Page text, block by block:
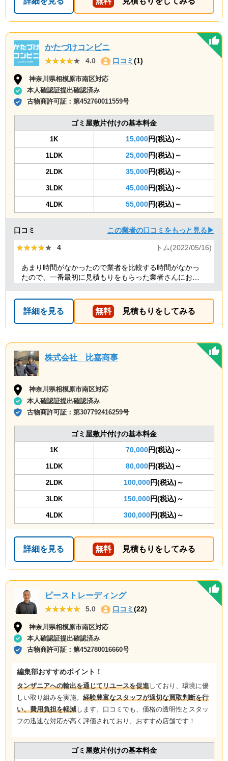
かたづけコンビニ
★★★★★
★★★★★ 4.0 口コミ (1)
神奈川県相模原市南区対応
本人確認証提出確認済み
古物商許可証：第452760011559号
ゴミ屋敷片付けの基本料金
1K 15,000円(税込)～
1LDK 25,000円(税込)～
2LDK 35,000円(税込)～
3LDK 45,000円(税込)～
4LDK 55,000円(税込)～
口コミ この業者の口コミをもっと見る▶
★★★★★
★★★★★ 4 トム(2022/05/16)
あまり時間がなかったので業者を比較する時間がなかっ
たので、一番最初に見積もりをもらった業者さんにお願
たが、急いでいた事もあり家から近い業者さんだったら
しく時間もぴったり訪問してくれて、30分ぐらいの作業
で手際よくやってもらえました。作業の人もとても対応
がよく気持ちよく作業をしてもらえました。空いてるス
詳細を見る 無料 見積もりをしてみる
株式会社 比嘉商事
神奈川県相模原市南区対応
本人確認証提出確認済み
古物商許可証：第307792416259号
ゴミ屋敷片付けの基本料金
1K 70,000円(税込)～
1LDK 80,000円(税込)～
2LDK 100,000円(税込)～
3LDK 150,000円(税込)～
4LDK 300,000円(税込)～
詳細を見る 無料 見積もりをしてみる
ピーストレーディング
★★★★★
★★★★★ 5.0 口コミ (22)
神奈川県相模原市南区対応
本人確認証提出確認済み
古物商許可証：第452780016660号
編集部おすすめポイント！
タンザニアへの輸出を通じてリユースを促進しており、環境に優
しい取り組みを実施。 経験豊富なスタッフが適切な買取判断を行
い、費用負担を軽減します。口コミでも、価格の透明性とスタッ
フの迅速な対応が高く評価されており、おすすめ店舗です！
ゴミ屋敷片付けの基本料金